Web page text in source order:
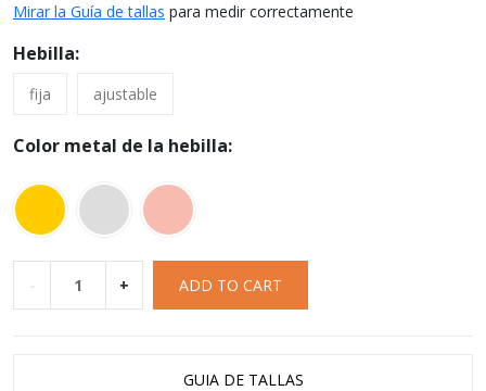
Mirar la Guía de tallas para medir correctamente
Hebilla:
fija ajustable
Color metal de la hebilla:
+ ADD TO CART
GUIA DE TALLAS